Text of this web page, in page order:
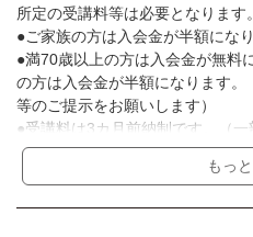
所定の受講料等は必要となります。
●ご家族の方は入会金が半額になり
●満70歳以上の方は入会金が無料
の方は入会金が半額になります
等のご提示をお願いします）
●受講料は3カ月前納制です。（一
●受講料には運営費として１講座
ております。また一部の講座で
もっ